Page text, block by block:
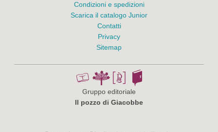
Condizioni e spedizioni
Scarica il catalogo Junior
Contatti
Privacy
Sitemap
Gruppo editoriale
Il pozzo di Giacobbe